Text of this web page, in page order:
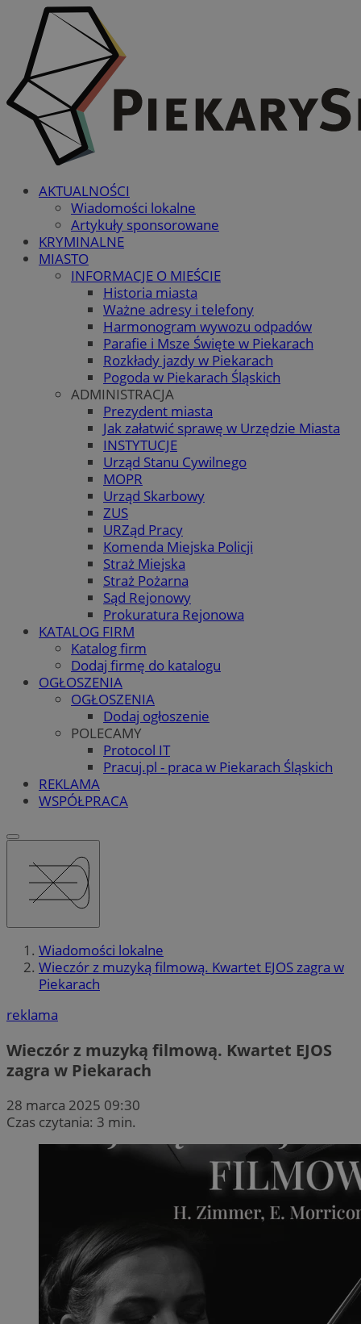
AKTUALNOŚCI
Wiadomości lokalne
Artykuły sponsorowane
KRYMINALNE
MIASTO
INFORMACJE O MIEŚCIE
Historia miasta
Ważne adresy i telefony
Harmonogram wywozu odpadów
Parafie i Msze Święte w Piekarach
Rozkłady jazdy w Piekarach
Pogoda w Piekarach Śląskich
ADMINISTRACJA
Prezydent miasta
Jak załatwić sprawę w Urzędzie Miasta
INSTYTUCJE
Urząd Stanu Cywilnego
MOPR
Urząd Skarbowy
ZUS
URZąd Pracy
Komenda Miejska Policji
Straż Miejska
Straż Pożarna
Sąd Rejonowy
Prokuratura Rejonowa
KATALOG FIRM
Katalog firm
Dodaj firmę do katalogu
OGŁOSZENIA
OGŁOSZENIA
Dodaj ogłoszenie
POLECAMY
Protocol IT
Pracuj.pl - praca w Piekarach Śląskich
REKLAMA
WSPÓŁPRACA
Wiadomości lokalne
Wieczór z muzyką filmową. Kwartet EJOS zagra w
Piekarach
reklama
Wieczór z muzyką filmową. Kwartet EJOS
zagra w Piekarach
28 marca 2025 09:30
Czas czytania: 3 min.